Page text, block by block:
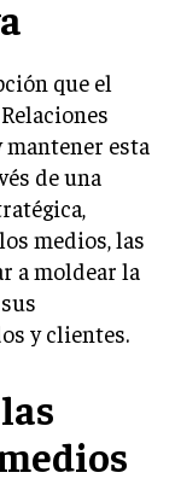
que el
esta
de una
medios, las
a moldear la
y clientes.